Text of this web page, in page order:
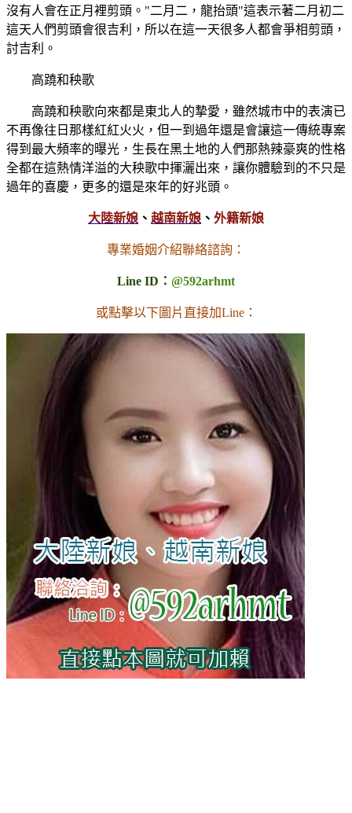
沒有人會在正月裡剪頭。"二月二，龍抬頭"這表示著二月初二
這天人們剪頭會很吉利，所以在這一天很多人都會爭相剪頭，
討吉利。
高蹺和秧歌
高蹺和秧歌向來都是東北人的摯愛，雖然城市中的表演已
不再像往日那樣紅紅火火，但一到過年還是會讓這一傳統專案
得到最大頻率的曝光，生長在黑土地的人們那熱辣豪爽的性格
全都在這熱情洋溢的大秧歌中揮灑出來，讓你體驗到的不只是
過年的喜慶，更多的還是來年的好兆頭。
大陸新娘 、 越南新娘 、 外籍新娘
專業婚姻介紹聯絡諮詢：
Line ID： @592arhmt
或點擊以下圖片直接加Line：